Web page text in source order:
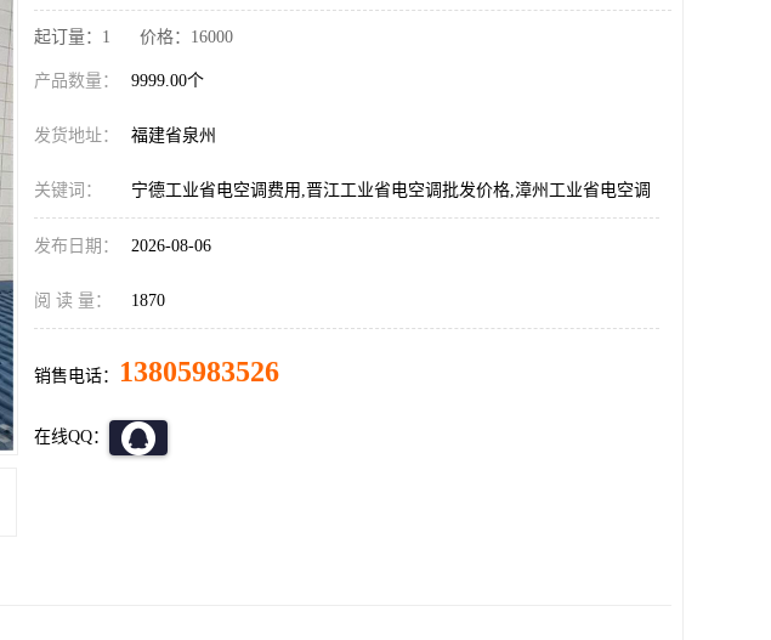
起订量：1 价格：16000
产品数量： 9999.00个
发货地址： 福建省泉州
关键词： 宁德工业省电空调费用,晋江工业省电空调批发价格,漳州工业省电空调
发布日期： 2026-08-06
阅 读 量： 1870
销售电话： 13805983526
在线QQ：